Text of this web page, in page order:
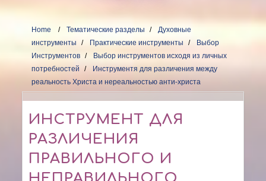
Home Тематические разделы
Духовные
инструменты
Практические инструменты
Выбор
Инструментов
Выбор инструментов исходя из личных
потребностей
Инструментя для различения между
реальность Христа и нереальностью анти-христа
ИНСТРУМЕНТ ДЛЯ
РАЗЛИЧЕНИЯ
ПРАВИЛЬНОГО И